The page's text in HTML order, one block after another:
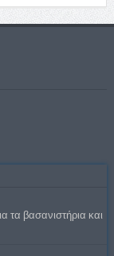
βασανιστήρια και